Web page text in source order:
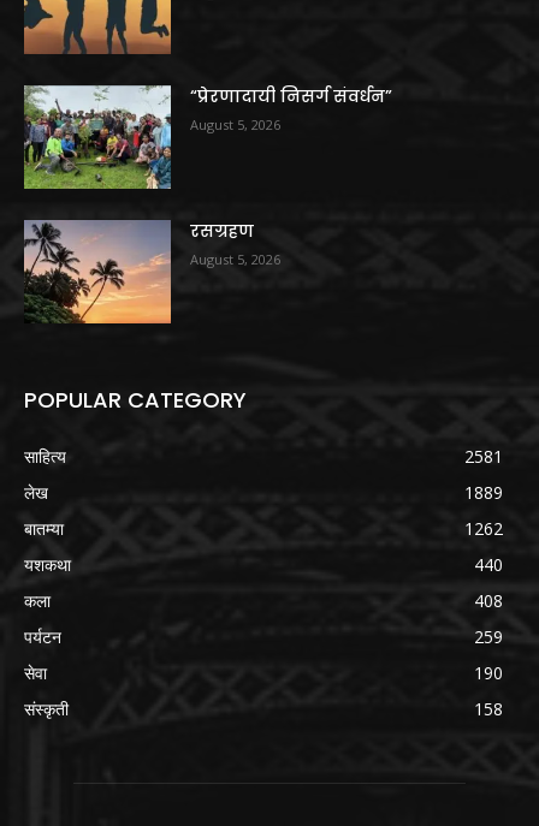
“प्रेरणादायी निसर्ग संवर्धन”
August 5, 2026
रसग्रहण
August 5, 2026
POPULAR CATEGORY
साहित्य
2581
लेख
1889
बातम्या
1262
यशकथा
440
कला
408
पर्यटन
259
सेवा
190
संस्कृती
158